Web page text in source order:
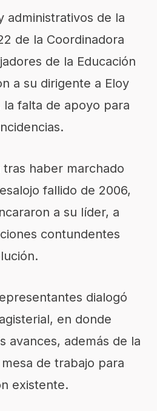
administrativos de la
de la Coordinadora
de la Educación
a su dirigente a Eloy
la falta de apoyo para
haber marchado
fallido de 2006,
a su líder, a
contundentes
dialogó
en donde
avances, además de la
de trabajo para
existente.